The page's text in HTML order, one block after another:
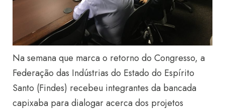
Na semana que marca o retorno do Congresso, a
Federação das Indústrias do Estado do Espírito
Santo (Findes) recebeu integrantes da bancada
capixaba para dialogar acerca dos projetos